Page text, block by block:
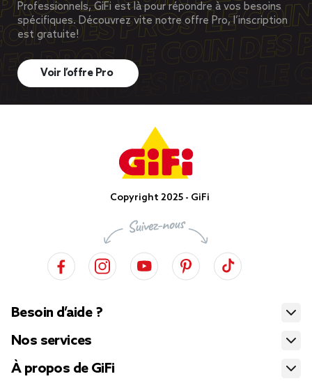
Professionnels, GiFi est là pour répondre à vos besoins
spécifiques. Découvrez vite notre offre Pro, l’inscription
est gratuite!
Voir l’offre Pro
Copyright 2025 - GiFi
Besoin d’aide ?
Nos services
À propos de GiFi